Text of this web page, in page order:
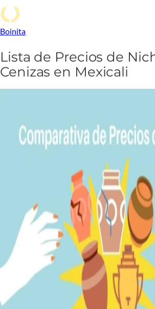
Boinita
Lista de Precios de
Cenizas en Mexicali